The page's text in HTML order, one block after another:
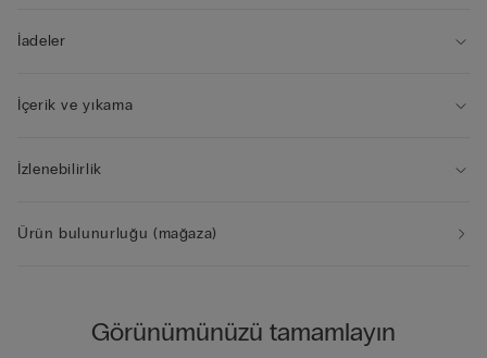
İadeler
İçerik ve yıkama
İzlenebilirlik
Ürün bulunurluğu (mağaza)
Görünümünüzü tamamlayın